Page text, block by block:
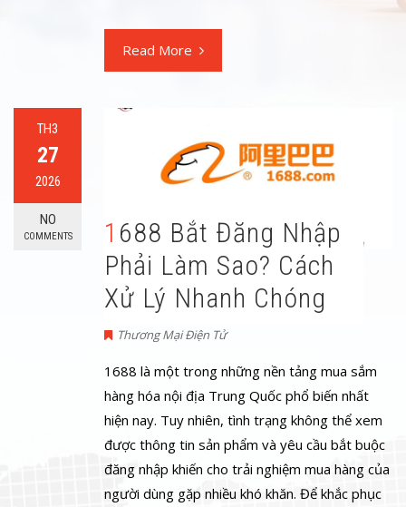
Read More
TH3
27
2026
NO
COMMENTS
1688 Bắt Đăng Nhập
Phải Làm Sao? Cách
Xử Lý Nhanh Chóng
Thương Mại Điện Tử
1688 là một trong những nền tảng mua sắm
hàng hóa nội địa Trung Quốc phổ biến nhất
hiện nay. Tuy nhiên, tình trạng không thể xem
được thông tin sản phẩm và yêu cầu bắt buộc
đăng nhập khiến cho trải nghiệm mua hàng của
người dùng gặp nhiều khó khăn. Để khắc phục